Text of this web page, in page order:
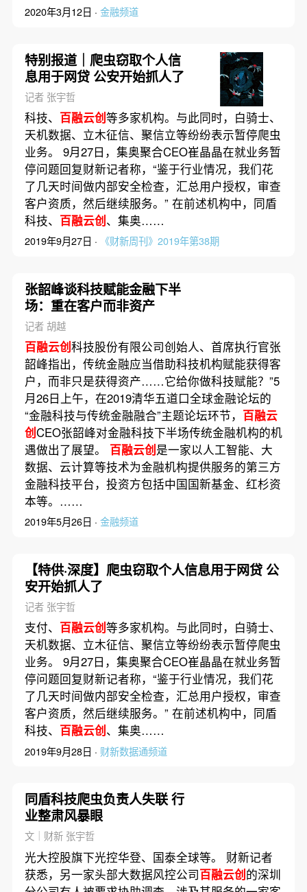
2020年3月12日 · 金融频道
特别报道｜爬虫窃取个人信
息用于网贷 公安开始抓人了
记者 张宇哲
科技、 百融云创等多家机构。与此同时，白骑士、
天机数据、立木征信、聚信立等纷纷表示暂停爬虫
业务。 9月27日，集奥聚合CEO崔晶晶在就业务暂
停问题回复财新记者称，“鉴于行业情况，我们花
了几天时间做内部安全检查，汇总用户授权，审查
客户资质，然后继续服务。” 在前述机构中，同盾
科技、 百融云创、集奥……
2019年9月27日 · 《财新周刊》2019年第38期
张韶峰谈科技赋能金融下半
场：重在客户而非资产
记者 胡越
百融云创科技股份有限公司创始人、首席执行官张
韶峰指出，传统金融应当借助科技机构赋能获得客
户，而非只是获得资产……它给你做科技赋能？”5
月26日上午，在2019清华五道口全球金融论坛的
“金融科技与传统金融融合”主题论坛环节， 百融云
创CEO张韶峰对金融科技下半场传统金融机构的机
遇做出了展望。 百融云创是一家以人工智能、大
数据、云计算等技术为金融机构提供服务的第三方
金融科技平台，投资方包括中国国新基金、红杉资
本等。……
2019年5月26日 · 金融频道
【特供·深度】爬虫窃取个人信息用于网贷 公
安开始抓人了
记者 张宇哲
支付、 百融云创等多家机构。与此同时，白骑士、
天机数据、立木征信、聚信立等纷纷表示暂停爬虫
业务。 9月27日，集奥聚合CEO崔晶晶在就业务暂
停问题回复财新记者称，“鉴于行业情况，我们花
了几天时间做内部安全检查，汇总用户授权，审查
客户资质，然后继续服务。” 在前述机构中，同盾
科技、 百融云创、集奥……
2019年9月28日 · 财新数据通频道
同盾科技爬虫负责人失联 行
业整肃风暴眼
文｜财新 张宇哲
光大控股旗下光控华登、国泰全球等。 财新记者
获悉，另一家头部大数据风控公司百融云创的深圳